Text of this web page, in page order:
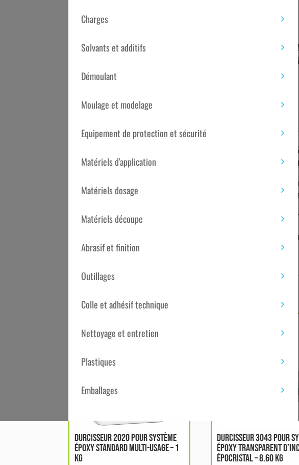
Charges
Solvants et additifs
Démoulant
Moulage et modelage
Equipement de protection et sécurité
Matériels d'application
Matériels dosage
Matériels découpe
Abrasif et finition
Outillages
Colle et adhésif technique
Nettoyage et entretien
Plastiques
Emballages
TÉLÉCHARGEMENT DE
Télécharger la fiche technique
DURCISSEUR POUR SYSTÈME BI-COMPOSANT MASTIC ÉPOXY -
EPOFIX est un mastic époxy haute performance bi-composant
EPOFIX confère une très grande résistance mécanique et
de réaliser des reprises de trous, après décapage lors d’un
*Toutes les surfaces à traiter doivent être nettoyer, poncer,
Pour les métaux, afin d’éviter des problèmes d’interface la
Produits similaires
DURCISSEUR 2020 POUR SYSTÈME
ÉPOXY STANDARD MULTI-USAGE – 1
KG
DURCISSEUR 3043 POUR
ÉPOXY TRANSPARENT
ÉPOCRISTAL – 8.60 KG